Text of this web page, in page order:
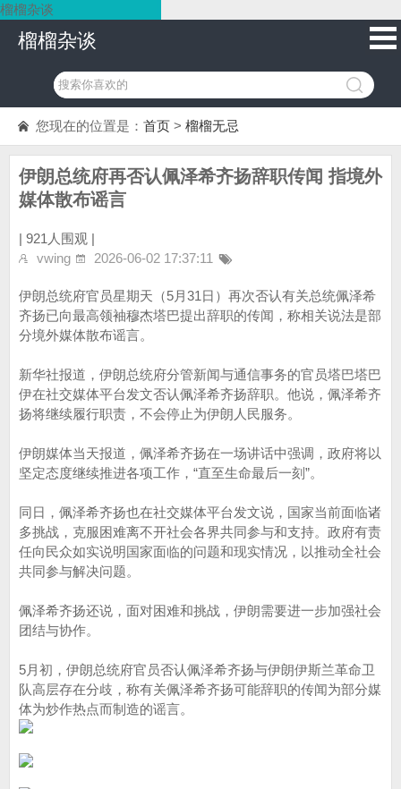
榴榴杂谈
榴榴杂谈
您现在的位置是： 首页 > 榴榴无忌
伊朗总统府再否认佩泽希齐扬辞职传闻 指境外
媒体散布谣言
| 921人围观 |
vwing
2026-06-02 17:37:11
伊朗总统府官员星期天（5月31日）再次否认有关总统佩泽希
齐扬已向最高领袖穆杰塔巴提出辞职的传闻，称相关说法是部
分境外媒体散布谣言。
新华社报道，伊朗总统府分管新闻与通信事务的官员塔巴塔巴
伊在社交媒体平台发文否认佩泽希齐扬辞职。他说，佩泽希齐
扬将继续履行职责，不会停止为伊朗人民服务。
伊朗媒体当天报道，佩泽希齐扬在一场讲话中强调，政府将以
坚定态度继续推进各项工作，“直至生命最后一刻”。
同日，佩泽希齐扬也在社交媒体平台发文说，国家当前面临诸
多挑战，克服困难离不开社会各界共同参与和支持。政府有责
任向民众如实说明国家面临的问题和现实情况，以推动全社会
共同参与解决问题。
佩泽希齐扬还说，面对困难和挑战，伊朗需要进一步加强社会
团结与协作。
5月初，伊朗总统府官员否认佩泽希齐扬与伊朗伊斯兰革命卫
队高层存在分歧，称有关佩泽希齐扬可能辞职的传闻为部分媒
体为炒作热点而制造的谣言。